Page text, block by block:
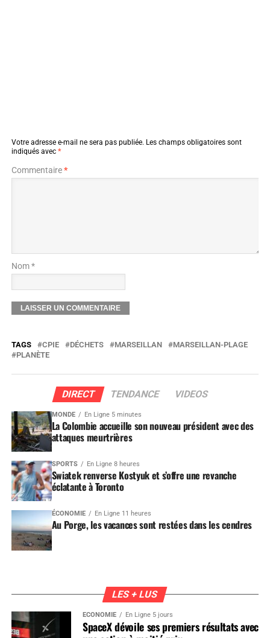
Votre adresse e-mail ne sera pas publiée. Les champs obligatoires sont
indiqués avec *
Commentaire*
Nom *
TAGS CPIE DÉCHETS MARSEILLAN
MARSEILLAN-PLAGE
PLANÈTE
DIRECT TENDANCE VIDEOS
MONDE En Ligne 5 minutes
La Colombie accueille son nouveau président avec des
attaques meurtrières
SPORTS En Ligne 8 heures
Swiatek renverse Kostyuk et s’offre une revanche
éclatante à Toronto
ÉCONOMIE En Ligne 11 heures
Au Porge, les vacances sont restées dans les cendres
LES + LUS
ÉCONOMIE En Ligne 5 jours
SpaceX dévoile ses premiers résultats avec